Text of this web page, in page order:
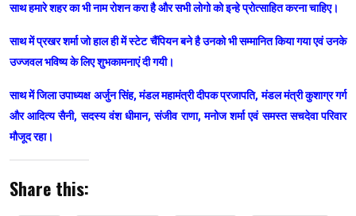
साथ हमारे शहर का भी नाम रोशन करा है और सभी लोगो को इन्हे प्रोत्साहित करना चाहिए।
साथ में प्रखर शर्मा जो हाल ही में स्टेट चैंपियन बने है उनको भी सम्मानित किया गया एवं उनके
उज्जवल भविष्य के लिए शुभकामनाएं दी गयी।
साथ में जिला उपाध्यक्ष अर्जुन सिंह, मंडल महामंत्री दीपक प्रजापति, मंडल मंत्री कुशाग्र गर्ग
और आदित्य सैनी, सदस्य वंश धीमान, संजीव राणा, मनोज शर्मा एवं समस्त सचदेवा परिवार
मौजूद रहा।
Share this: